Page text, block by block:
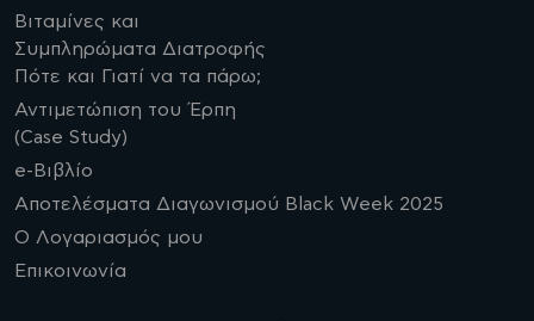
Βιταμίνες και
Συμπληρώματα Διατροφής
Πότε και Γιατί να τα πάρω;
Αντιμετώπιση του Έρπη
(Case Study)
e-Βιβλίο
Αποτελέσματα Διαγωνισμού Black Week 2025
Ο Λογαριασμός μου
Επικοινωνία